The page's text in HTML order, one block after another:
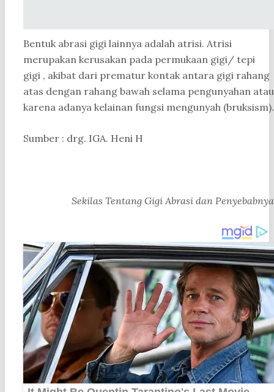
Bentuk abrasi gigi lainnya adalah atrisi. Atrisi
merupakan kerusakan pada permukaan gigi/ tepi
gigi , akibat dari prematur kontak antara gigi rahang
atas dengan rahang bawah selama pengunyahan atau
karena adanya kelainan fungsi mengunyah (bruksism).
Sumber : drg. IGA. Heni H
Sekilas Tentang Gigi Abrasi dan Penyebabnya